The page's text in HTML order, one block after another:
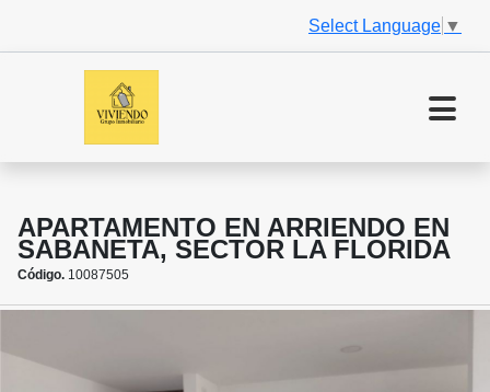
Select Language ▼
APARTAMENTO EN ARRIENDO EN
SABANETA, SECTOR LA FLORIDA
Código. 10087505